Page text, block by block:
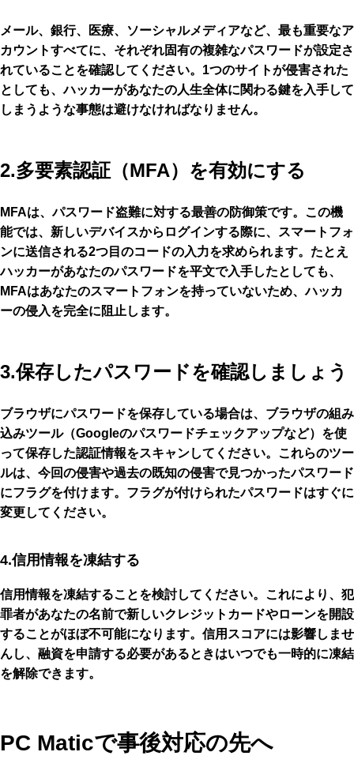
メール、銀行、医療、ソーシャルメディアなど、最も重要なア
カウントすべてに、それぞれ固有の複雑なパスワードが設定さ
れていることを確認してください。1つのサイトが侵害された
としても、ハッカーがあなたの人生全体に関わる鍵を入手して
しまうような事態は避けなければなりません。
2.多要素認証（MFA）を有効にする
MFAは、パスワード盗難に対する最善の防御策です。この機
能では、新しいデバイスからログインする際に、スマートフォ
ンに送信される2つ目のコードの入力を求められます。たとえ
ハッカーがあなたのパスワードを平文で入手したとしても、
MFAはあなたのスマートフォンを持っていないため、ハッカ
ーの侵入を完全に阻止します。
3.保存したパスワードを確認しましょう
ブラウザにパスワードを保存している場合は、ブラウザの組み
込みツール（Googleのパスワードチェックアップなど）を使
って保存した認証情報をスキャンしてください。これらのツー
ルは、今回の侵害や過去の既知の侵害で見つかったパスワード
にフラグを付けます。フラグが付けられたパスワードはすぐに
変更してください。
4.信用情報を凍結する
信用情報を凍結することを検討してください。これにより、犯
罪者があなたの名前で新しいクレジットカードやローンを開設
することがほぼ不可能になります。信用スコアには影響しませ
んし、融資を申請する必要があるときはいつでも一時的に凍結
を解除できます。
PC Maticで事後対応の先へ